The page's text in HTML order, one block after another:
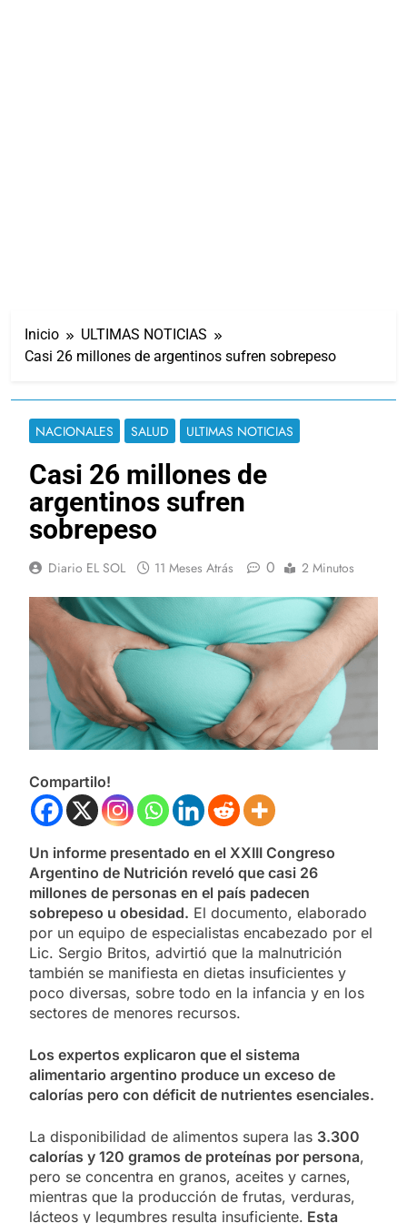
Inicio
ULTIMAS NOTICIAS
Casi 26 millones de argentinos sufren sobrepeso
NACIONALES SALUD ULTIMAS NOTICIAS
Casi 26 millones de
argentinos sufren
sobrepeso
Diario EL SOL 11 Meses Atrás 0 2 Minutos
Compartilo!
Un informe presentado en el XXIII Congreso
Argentino de Nutrición reveló que casi 26
millones de personas en el país padecen
sobrepeso u obesidad. El documento, elaborado
por un equipo de especialistas encabezado por el
Lic. Sergio Britos, advirtió que la malnutrición
también se manifiesta en dietas insuficientes y
poco diversas, sobre todo en la infancia y en los
sectores de menores recursos.
Los expertos explicaron que el sistema
alimentario argentino produce un exceso de
calorías pero con déficit de nutrientes esenciales.
La disponibilidad de alimentos supera las 3.300
calorías y 120 gramos de proteínas por persona,
pero se concentra en granos, aceites y carnes,
mientras que la producción de frutas, verduras,
lácteos y legumbres resulta insuficiente. Esta